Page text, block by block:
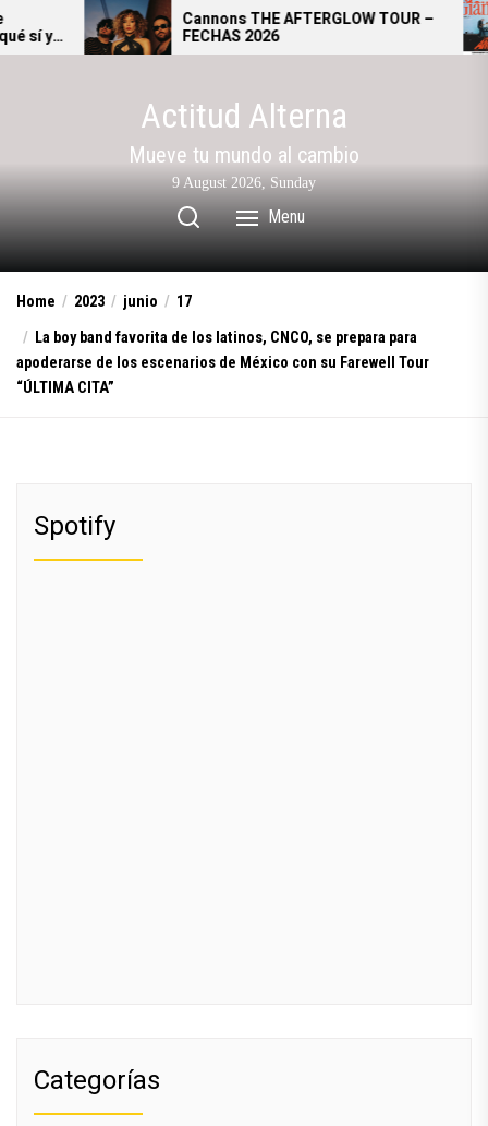
Skip
to
Cannons THE AFTERGLOW TOUR –
FECHAS 2026
Actitud Alterna
Mueve tu mundo al cambio
9 August 2026, Sunday
Menu
Home 2023 junio
17
La boy band favorita de los latinos, CNCO, se prepara para
apoderarse de los escenarios de México con su Farewell Tour
“ÚLTIMA CITA”
Spotify
Categorías